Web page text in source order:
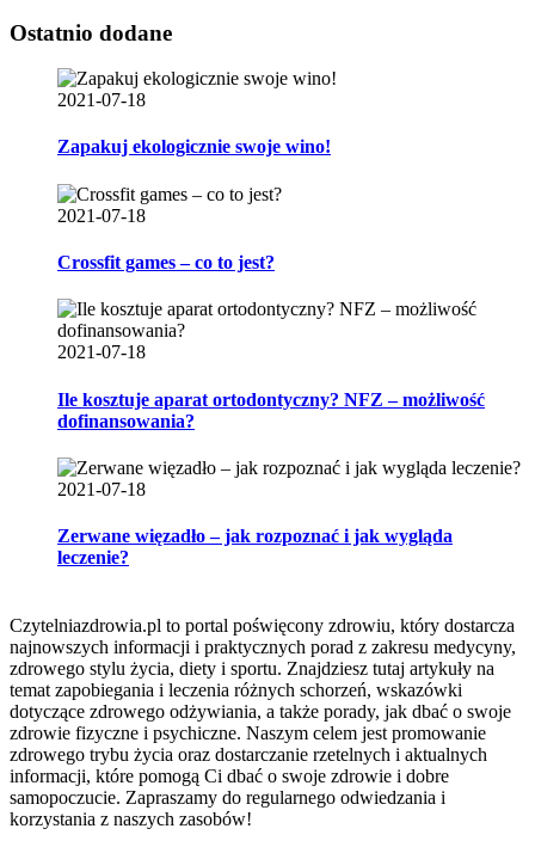
Ostatnio dodane
2021-07-18
Zapakuj ekologicznie swoje wino!
2021-07-18
Crossfit games – co to jest?
2021-07-18
Ile kosztuje aparat ortodontyczny? NFZ – możliwość
dofinansowania?
2021-07-18
Zerwane więzadło – jak rozpoznać i jak wygląda
leczenie?
Czytelniazdrowia.pl to portal poświęcony zdrowiu, który dostarcza
najnowszych informacji i praktycznych porad z zakresu medycyny,
zdrowego stylu życia, diety i sportu. Znajdziesz tutaj artykuły na
temat zapobiegania i leczenia różnych schorzeń, wskazówki
dotyczące zdrowego odżywiania, a także porady, jak dbać o swoje
zdrowie fizyczne i psychiczne. Naszym celem jest promowanie
zdrowego trybu życia oraz dostarczanie rzetelnych i aktualnych
informacji, które pomogą Ci dbać o swoje zdrowie i dobre
samopoczucie. Zapraszamy do regularnego odwiedzania i
korzystania z naszych zasobów!